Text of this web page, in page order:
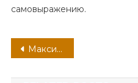
самовыражению.
Навигация
по
Максим Викторович Аверин — жизненный путь, история успеха, удивительные факты и великие достижения